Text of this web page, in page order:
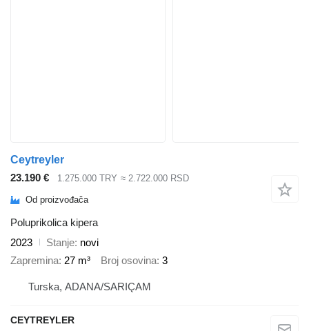
Ceytreyler
23.190 €
1.275.000 TRY ≈ 2.722.000 RSD
Od proizvođača
Poluprikolica kipera
2023
Stanje novi
Zapremina 27 m³ Broj osovina 3
Turska, ADANA/SARIÇAM
CEYTREYLER